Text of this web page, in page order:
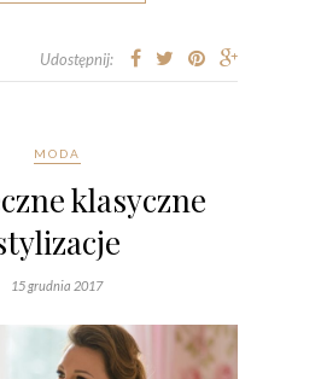
Udostępnij:
MODA
klasyczne
15 grudnia 2017